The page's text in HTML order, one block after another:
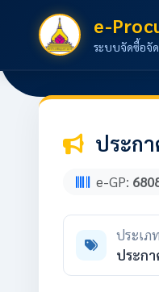
e-
ระบบจัดซื้อจั
ประก
e-GP:
ประเภ
ประก